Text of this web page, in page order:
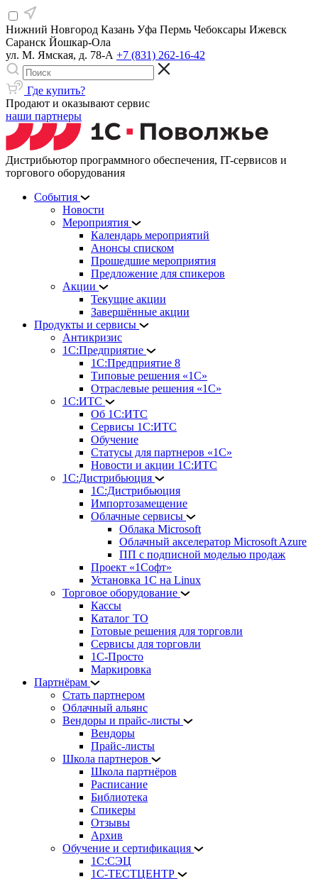
Нижний Новгород Казань Уфа Пермь Чебоксары Ижевск
Саранск Йошкар-Ола
ул. М. Ямская, д. 78-А +7 (831) 262-16-42
Где купить?
Продают и оказывают сервис
наши партнеры
Дистрибьютор программного обеспечения, IT-сервисов и
торгового оборудования
События
Новости
Мероприятия
Календарь мероприятий
Анонсы списком
Прошедшие мероприятия
Предложение для спикеров
Акции
Текущие акции
Завершённые акции
Продукты и сервисы
Антикризис
1С:Предприятие
1С:Предприятие 8
Типовые решения «1С»
Отраслевые решения «1С»
1С:ИТС
Об 1С:ИТС
Сервисы 1С:ИТС
Обучение
Статусы для партнеров «1С»
Новости и акции 1С:ИТС
1С:Дистрибьюция
1С:Дистрибьюция
Импортозамещение
Облачные сервисы
Облака Microsoft
Облачный акселератор Microsoft Azure
ПП с подписной моделью продаж
Проект «1Софт»
Установка 1С на Linux
Торговое оборудование
Кассы
Каталог ТО
Готовые решения для торговли
Сервисы для торговли
1С-Просто
Маркировка
Партнёрам
Стать партнером
Облачный альянс
Вендоры и прайс-листы
Вендоры
Прайс-листы
Школа партнеров
Школа партнёров
Расписание
Библиотека
Спикеры
Отзывы
Архив
Обучение и сертификация
1С:СЭЦ
1С-ТЕСТЦЕНТР